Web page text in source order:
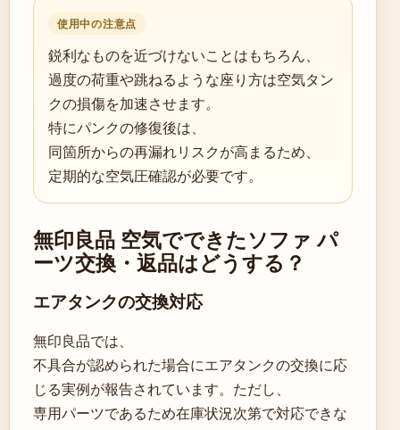
使用中の注意点
鋭利なものを近づけないことはもちろん、
過度の荷重や跳ねるような座り方は空気タン
クの損傷を加速させます。
特にパンクの修復後は、
同箇所からの再漏れリスクが高まるため、
定期的な空気圧確認が必要です。
無印良品 空気でできたソファ パ
ーツ交換・返品はどうする？
エアタンクの交換対応
無印良品では、
不具合が認められた場合にエアタンクの交換に応
じる実例が報告されています。ただし、
専用パーツであるため在庫状況次第で対応できな